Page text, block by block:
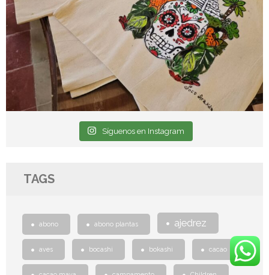
Síguenos en Instagram
TAGS
abono abono plantas ajedrez
aves bocashi bokashi cacao